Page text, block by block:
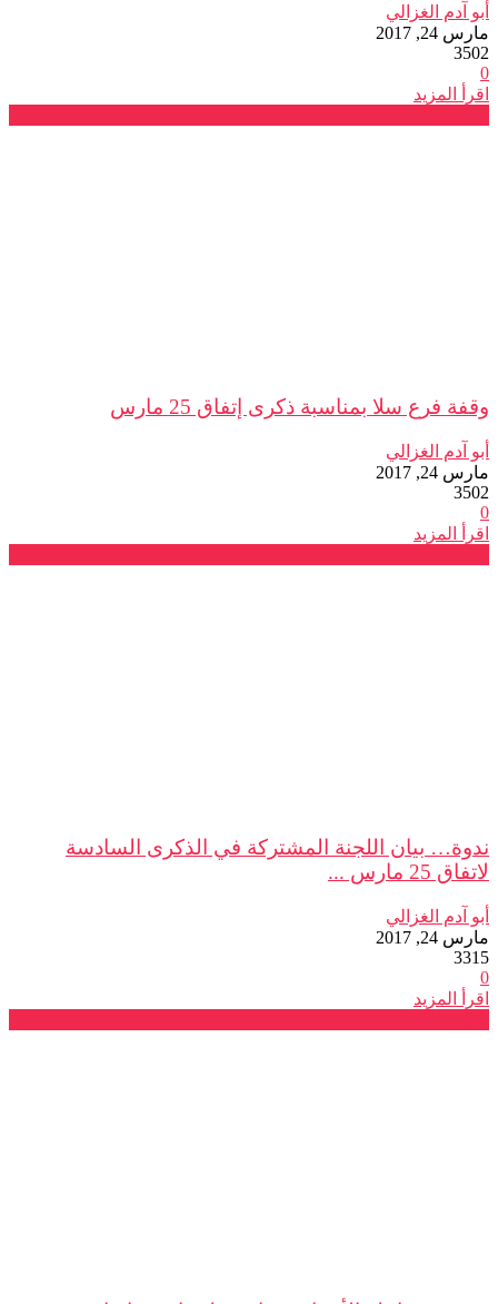
أبو آدم الغزالي
مارس 24, 2017
3502
0
اقرأ المزيد
وقفة فرع سلا بمناسبة ذكرى إتفاق 25 مارس
أبو آدم الغزالي
مارس 24, 2017
3502
0
اقرأ المزيد
ندوة… بيان اللجنة المشتركة في الذكرى السادسة
لاتفاق 25 مارس ...
أبو آدم الغزالي
مارس 24, 2017
3315
0
اقرأ المزيد